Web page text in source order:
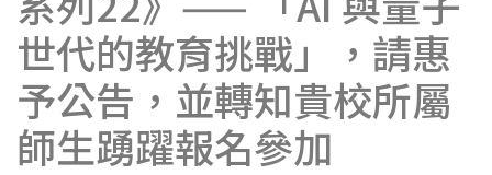
世代的教育挑戰」，請惠
予公告，並轉知貴校所屬
師生踴躍報名參加